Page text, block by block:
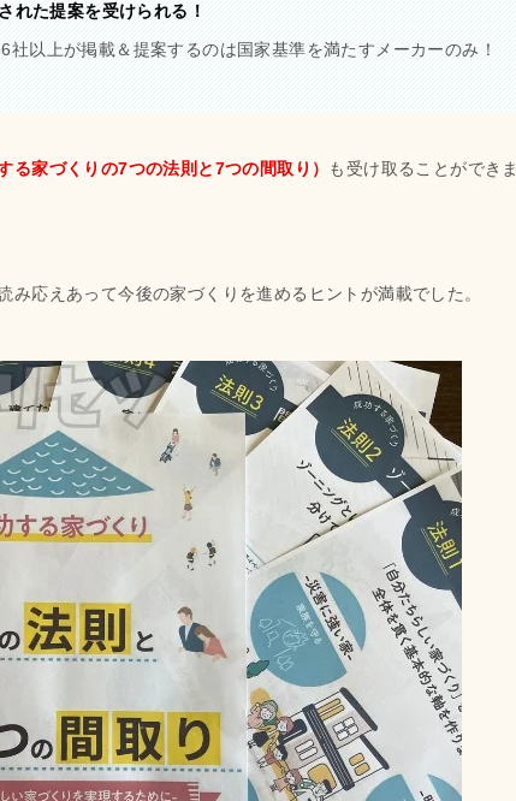
れた提案を受けられる！
以上が掲載＆提案するのは国家基準を満たすメーカーのみ！
る家づくりの7つの法則と7つの間取り） も受け取ることができま
応えあって今後の家づくりを進めるヒントが満載でした。